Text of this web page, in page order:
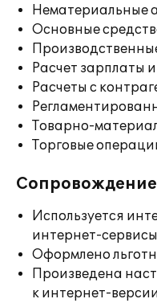
Нематериальные
Основные
Расчет зарплаты
Расчеты с
Товарно-
Торговые
Используется
интернет-
Оформлено
Произведена
к интернет-